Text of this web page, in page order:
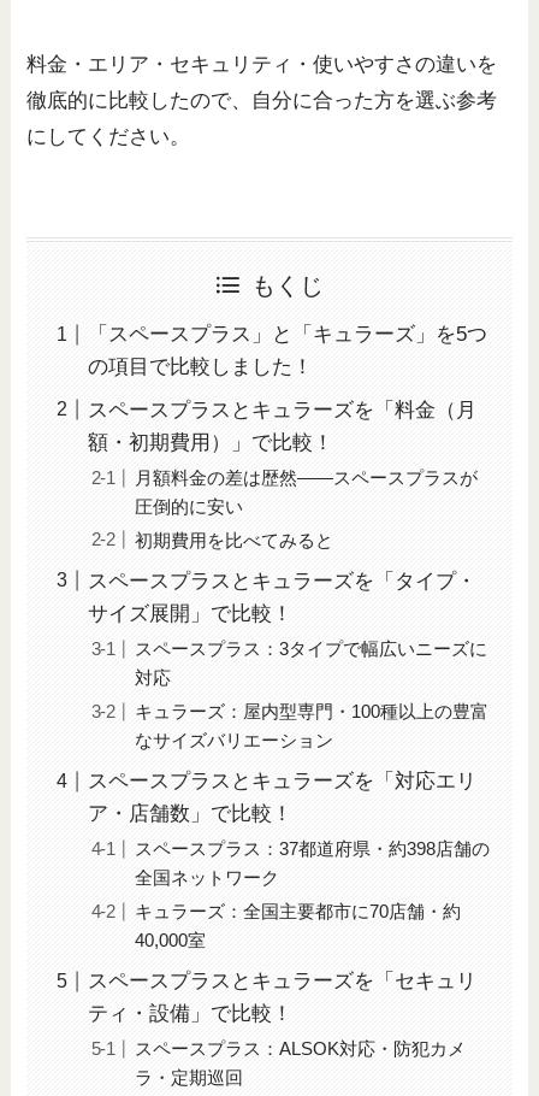
料金・エリア・セキュリティ・使いやすさの違いを
徹底的に比較したので、自分に合った方を選ぶ参考
にしてください。
もくじ
「スペースプラス」と「キュラーズ」を5つ
の項目で比較しました！
スペースプラスとキュラーズを「料金（月
額・初期費用）」で比較！
月額料金の差は歴然——スペースプラスが
圧倒的に安い
初期費用を比べてみると
スペースプラスとキュラーズを「タイプ・
サイズ展開」で比較！
スペースプラス：3タイプで幅広いニーズに
対応
キュラーズ：屋内型専門・100種以上の豊富
なサイズバリエーション
スペースプラスとキュラーズを「対応エリ
ア・店舗数」で比較！
スペースプラス：37都道府県・約398店舗の
全国ネットワーク
キュラーズ：全国主要都市に70店舗・約
40,000室
スペースプラスとキュラーズを「セキュリ
ティ・設備」で比較！
スペースプラス：ALSOK対応・防犯カメ
ラ・定期巡回